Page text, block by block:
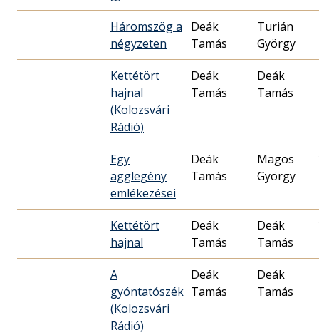
Háromszög a
négyzeten
Deák
Tamás
Turián
György
Kettétört
hajnal
(Kolozsvári
Rádió)
Deák
Tamás
Deák
Tamás
Egy
agglegény
emlékezései
Deák
Tamás
Magos
György
Kettétört
hajnal
Deák
Tamás
Deák
Tamás
A
gyóntatószék
(Kolozsvári
Rádió)
Deák
Tamás
Deák
Tamás